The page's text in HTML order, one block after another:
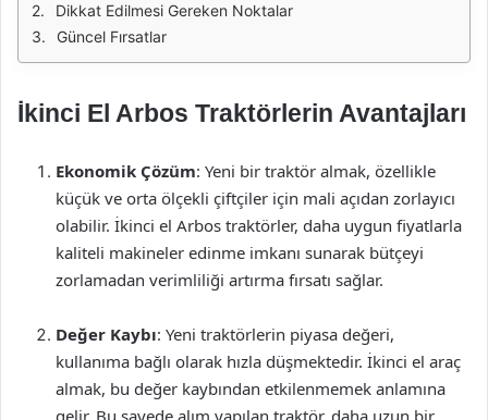
Dikkat Edilmesi Gereken Noktalar
Güncel Fırsatlar
İkinci El Arbos Traktörlerin Avantajları
Ekonomik Çözüm: Yeni bir traktör almak, özellikle
küçük ve orta ölçekli çiftçiler için mali açıdan zorlayıcı
olabilir. İkinci el Arbos traktörler, daha uygun fiyatlarla
kaliteli makineler edinme imkanı sunarak bütçeyi
zorlamadan verimliliği artırma fırsatı sağlar.
Değer Kaybı: Yeni traktörlerin piyasa değeri,
kullanıma bağlı olarak hızla düşmektedir. İkinci el araç
almak, bu değer kaybından etkilenmemek anlamına
gelir. Bu sayede alım yapılan traktör, daha uzun bir